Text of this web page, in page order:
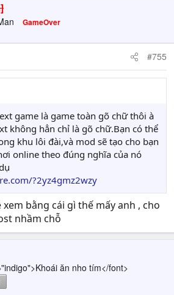
làng có dư thuốc, ổng sẽ cho
núi Rock mua thuốc. Bonus là số
để mua thuốc.
nữa, không phải cứ khen NP
liền được. Công thức không được
GameOver
#755
game là game toàn gõ chữ thôi à
không hẳn chỉ là gõ chữ.Bạn có thể
khu lôi đài,và mod sẽ tạo cho bạn
online theo đúng nghĩa của nó
?2yz4gmz2wzy
bằng cái gì thế mấy anh , cho
nhầm chỗ
ăn nho tím</font>